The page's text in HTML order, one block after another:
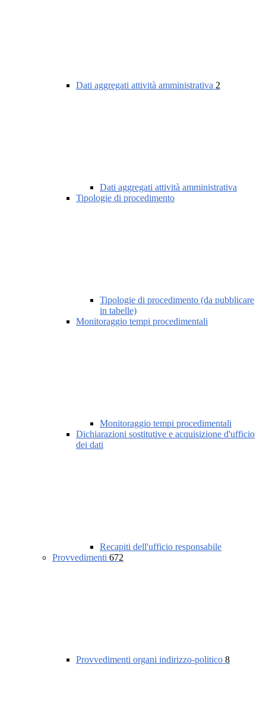
Dati aggregati attività amministrativa 2
Dati aggregati attività amministrativa
Tipologie di procedimento
Tipologie di procedimento (da pubblicare
in tabelle)
Monitoraggio tempi procedimentali
Monitoraggio tempi procedimentali
Dichiarazioni sostitutive e acquisizione d'ufficio
dei dati
Recapiti dell'ufficio responsabile
Provvedimenti 672
Provvedimenti organi indirizzo-politico 8